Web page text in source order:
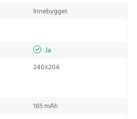
Innebygget
Ja
240x204
165 mAh